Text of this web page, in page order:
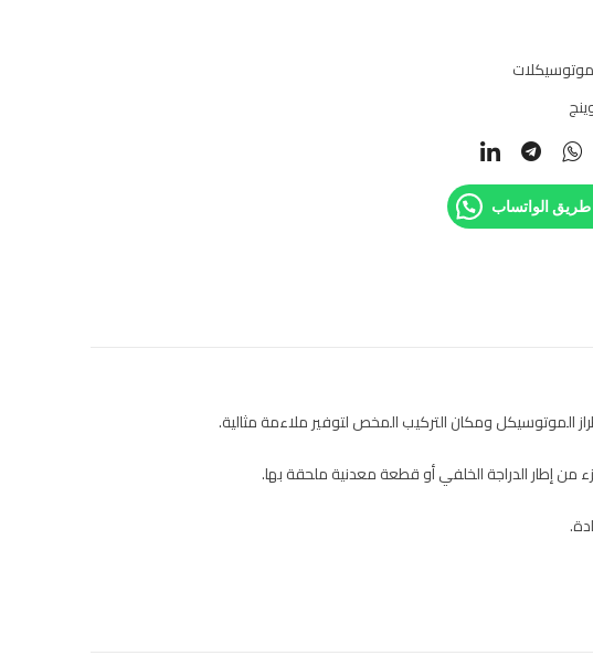
الواتساب
ومكان التركيب المخص لتوفير ملاءمة مثالية.
من إطار الدراجة الخلفي أو قطعة معدنية ملحقة بها.